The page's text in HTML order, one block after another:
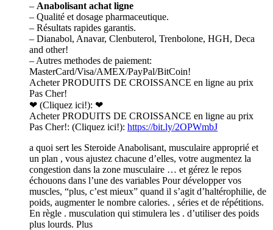
– Anabolisant achat ligne
– Qualité et dosage pharmaceutique.
– Résultats rapides garantis.
– Dianabol, Anavar, Clenbuterol, Trenbolone, HGH, Deca
and other!
– Autres methodes de paiement:
MasterCard/Visa/AMEX/PayPal/BitCoin!
Acheter PRODUITS DE CROISSANCE en ligne au prix
Pas Cher!
❤ (Cliquez ici!): ❤
Acheter PRODUITS DE CROISSANCE en ligne au prix
Pas Cher!: (Cliquez ici!): https://bit.ly/2OPWmbJ
a quoi sert les Steroide Anabolisant, musculaire approprié et
un plan , vous ajustez chacune d’elles, votre augmentez la
congestion dans la zone musculaire … et gérez le repos
échouons dans l’une des variables Pour développer vos
muscles, “plus, c’est mieux” quand il s’agit d’haltérophilie, de
poids, augmenter le nombre calories. , séries et de répétitions.
En règle . musculation qui stimulera les . d’utiliser des poids
plus lourds. Plus